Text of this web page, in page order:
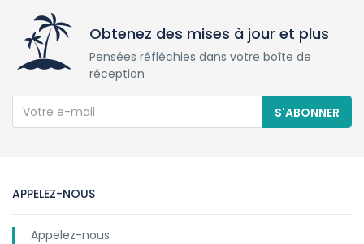
Obtenez des mises à jour et plus
Pensées réfléchies dans votre boîte de
réception
S'ABONNER
APPELEZ-NOUS
Appelez-nous